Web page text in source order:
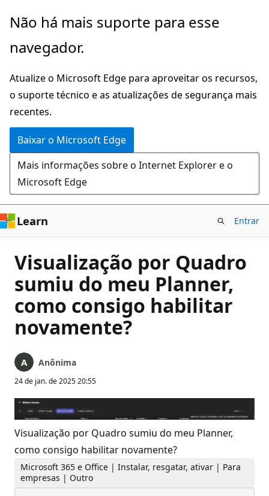
Pular
o
principal
Não há mais suporte para esse
navegador.
Atualize o Microsoft Edge para aproveitar os recursos,
o suporte técnico e as atualizações de segurança mais
recentes.
Baixar o Microsoft Edge
Mais informações sobre o Internet Explorer e o
Microsoft Edge
Learn Entrar
Visualização por Quadro
sumiu do meu Planner,
como consigo habilitar
novamente?
Anônima
24 de jan. de 2025 20:55
Visualização por Quadro sumiu do meu Planner,
como consigo habilitar novamente?
Microsoft 365 e Office | Instalar, resgatar, ativar | Para
empresas | Outro